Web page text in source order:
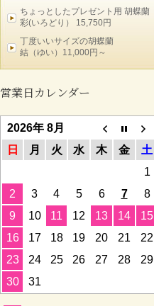
ちょっとしたプレゼント用 胡蝶蘭
彩(いろどり） 15,750円
丁度いいサイズの胡蝶蘭
結（ゆい）11,000円～
営業日カレンダー
2026年 8月
日
月 火 水 木 金
土
1
2
3 4 5 6 7
8
9
10 11 12 13 14
15
16
17 18 19 20 21
22
23
24 25 26 27 28
29
30
31